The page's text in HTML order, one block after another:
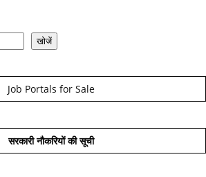
खोजें
Job Portals for Sale
सरकारी नौकरियों की सूची